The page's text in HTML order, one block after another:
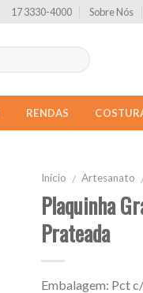
17 3330-4000 Sobre Nós
RENDAS
Início / Artesanato
Plaquinha
Prateada
Embalagem: Pct